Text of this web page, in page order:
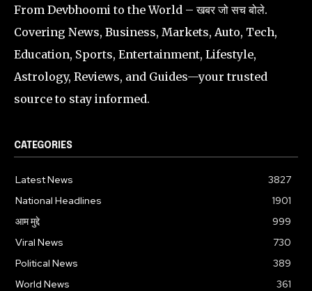
From Devbhoomi to the World – खबर जो सच बोले.
Covering News, Business, Markets, Auto, Tech,
Education, Sports, Entertainment, Lifestyle,
Astrology, Reviews, and Guides—your trusted
source to stay informed.
CATEGORIES
Latest News
3827
National Headlines
1901
आम मुद्दे
999
Viral News
730
Political News
389
World News
361